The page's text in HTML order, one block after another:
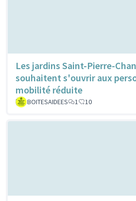
Les jardins Saint-Pierre-
souhaitent s'ouvrir aux
mobilité réduite
BOITESAIDEES 1 10